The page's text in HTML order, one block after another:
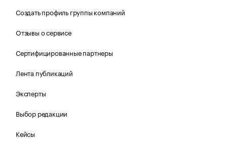
Создать профиль группы компаний
Отзывы о сервисе
Сертифицированные партнеры
Лента публикаций
Эксперты
Выбор редакции
Кейсы